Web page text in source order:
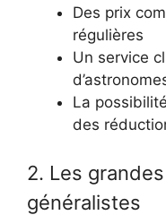
Des prix
régulières
Un service
La
des
2. Les
généralistes